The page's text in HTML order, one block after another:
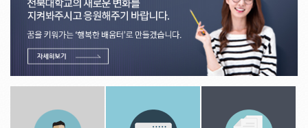
전북대학교
2019.11.12.
전북대학교
2019.11.12.